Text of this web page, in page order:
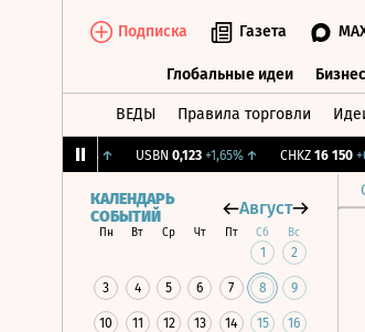
Подписка Газета
Глобальные идеи Бизнес
ВЕДЫ Правила торговли
↑ USBN 0,123 +1,65%↑ CHKZ 16 150
КАЛЕНДАРЬ
СОБЫТИЙ
Август
Пн Вт Ср Чт Пт Сб Вс
1 2
3 4 5 6 7 8 9
10 11 12 13 14 15 16